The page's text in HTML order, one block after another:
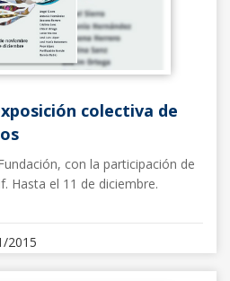
colectiva de
con la participación de
Hasta el 11 de diciembre.
2015